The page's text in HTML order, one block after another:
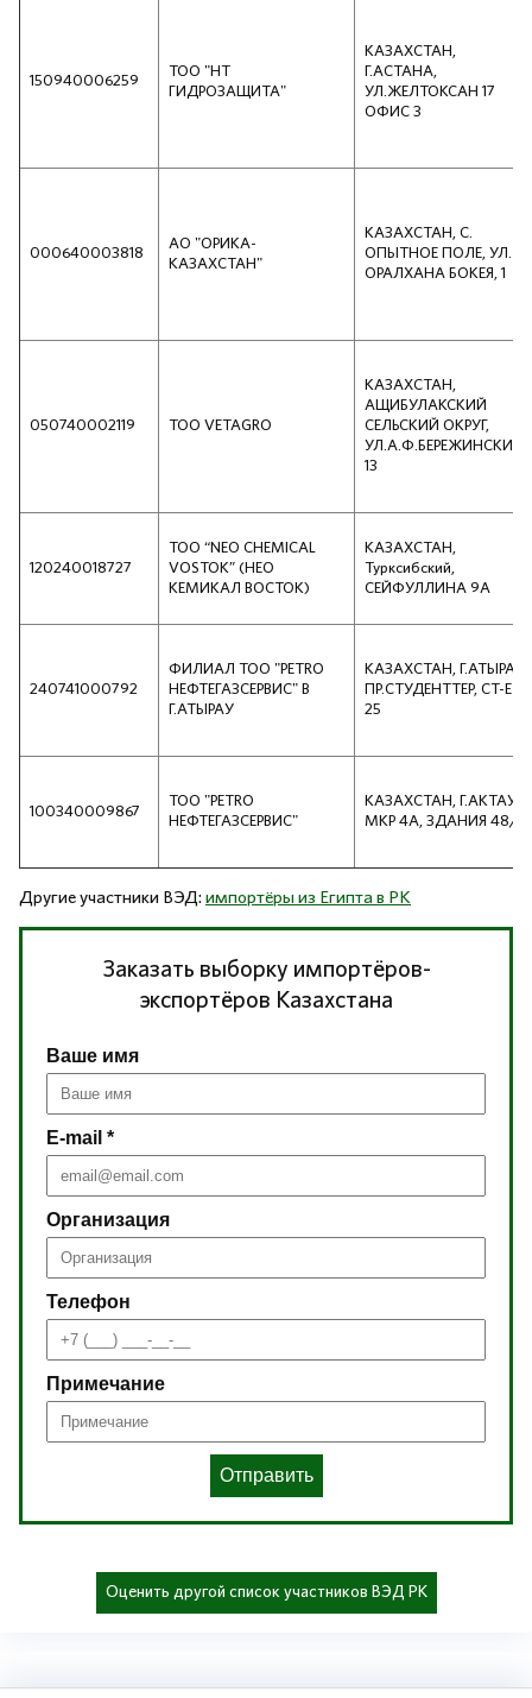
150940006259
ТОО "НТ
ГИДРОЗАЩИТА"
КАЗАХСТАН,
Г.АСТАНА,
УЛ.ЖЕЛТОКСАН 17
ОФИС 3
000640003818
АО "ОРИКА-
КАЗАХСТАН"
КАЗАХСТАН, С.
ОПЫТНОЕ ПОЛЕ, УЛ.
ОРАЛХАНА БОКЕЯ, 1
050740002119 ТОО VETAGRO
КАЗАХСТАН,
АЩИБУЛАКСКИЙ
СЕЛЬСКИЙ ОКРУГ,
УЛ.А.Ф.БЕРЕЖИНСКИЙ,
13
120240018727
ТОО “NEO CHEMICAL
VOSTOK” (НЕО
КЕМИКАЛ ВОСТОК)
КАЗАХСТАН,
Турксибский,
СЕЙФУЛЛИНА 9А
240741000792
ФИЛИАЛ ТОО "PETRO
НЕФТЕГАЗСЕРВИС" В
Г.АТЫРАУ
КАЗАХСТАН, Г.АТЫРАУ,
ПР.СТУДЕНТТЕР, СТ-Е
25
100340009867
ТОО "PETRO
НЕФТЕГАЗСЕРВИС"
КАЗАХСТАН, Г.АКТАУ,
МКР 4А, ЗДАНИЯ 48/1
Другие участники ВЭД: импортёры из Египта в РК
Заказать выборку импортёров-
экспортёров Казахстана
Ваше имя
E-mail *
Организация
Телефон
Примечание
Отправить
Оценить другой список участников ВЭД РК